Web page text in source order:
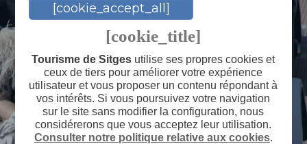
[cookie_accept_all]
[cookie_title]
Tourisme de Sitges utilise ses propres cookies et
ceux de tiers pour améliorer votre expérience
utilisateur et vous proposer un contenu répondant à
vos intérêts. Si vous poursuivez votre navigation
sur le site sans modifier la configuration, nous
considérerons que vous acceptez leur utilisation.
Consulter notre politique relative aux cookies.